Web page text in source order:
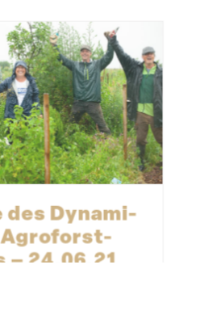
des Dynami­
– 24.06.21